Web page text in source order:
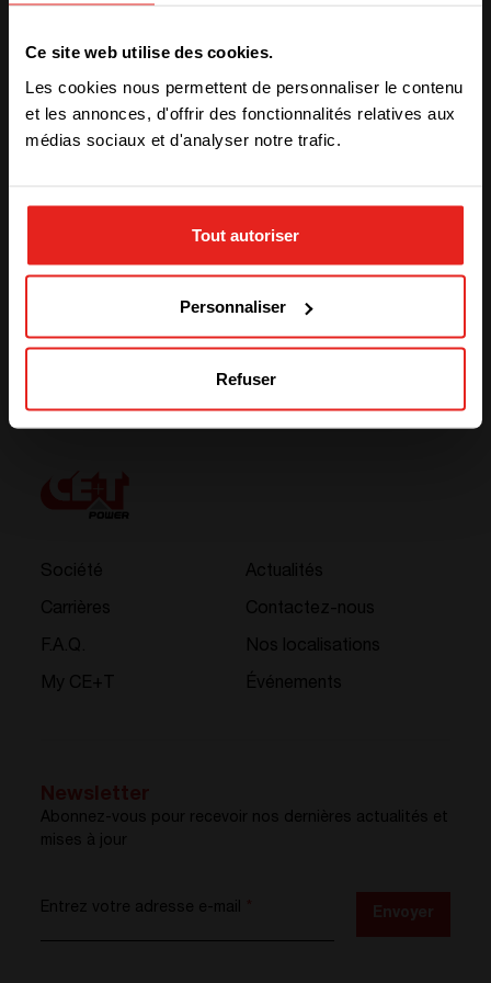
Ce site web utilise des cookies.
Les cookies nous permettent de personnaliser le contenu
et les annonces, d'offrir des fonctionnalités relatives aux
médias sociaux et d'analyser notre trafic.
Tout autoriser
Personnaliser
Refuser
Actualités liées
Voir plus
Société
Carrières
F.A.Q.
My CE+T
Actualités
Contactez-nous
Nos localisations
Événements
Abonnez-vous pour recevoir nos dernières actualités et
mises à jour
Entrez votre adresse e-mail
from another region. Please choose
one of the options
SOLUTIONS (NORTH AMERICA)